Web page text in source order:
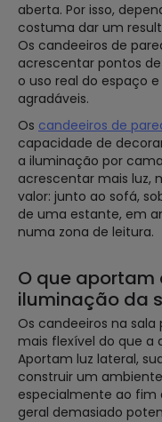
aberta. Por isso,
costuma dar um
Os candeeiros de
acrescentar pontos
o uso real do espaço
agradáveis.
Os candeeiros de
capacidade de
a iluminação por
acrescentar mais luz,
valor: junto ao sofá,
de uma estante, em
numa zona de leitura.
O que aportam
iluminação da
Os candeeiros na
mais flexível do que a
Aportam luz lateral,
construir um
especialmente ao fim
geral demasiado